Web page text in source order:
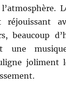
réjouissant
beaucoup
une
joliment